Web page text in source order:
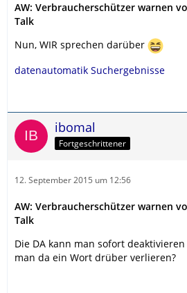
AW: Verbraucherschützer warnen
Talk
Nun, WIR sprechen darüber
datenautomatik Suchergebnisse
ibomal
Fortgeschrittener
12. September 2015 um 12:56
AW: Verbraucherschützer warnen
Talk
Die DA kann man sofort
man da ein Wort drüber verlieren?